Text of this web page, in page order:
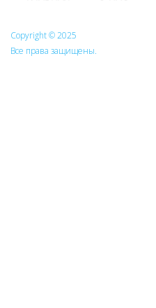
Copyright © 2025
Все права защищены.